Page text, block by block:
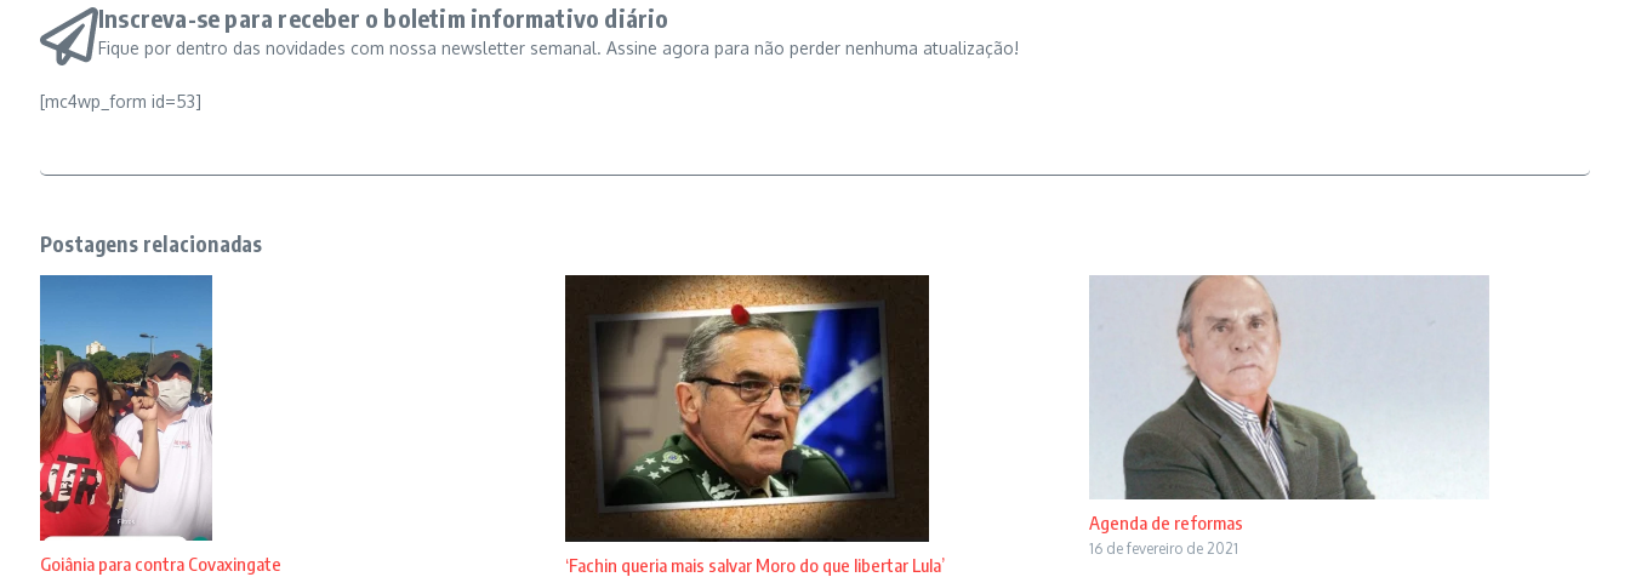
Inscreva-se para receber o boletim informativo diário
Fique por dentro das novidades com nossa newsletter semanal. Assine agora para não perder nenhuma atualização!
[mc4wp_form id=53]
Postagens relacionadas
Goiânia para contra Covaxingate ‘Fachin queria mais salvar Moro do que libertar Lula’
Agenda de reformas
16 de fevereiro de 2021